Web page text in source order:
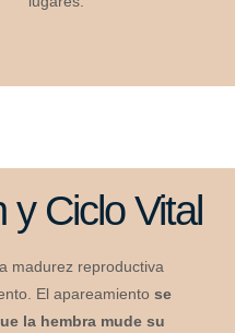
y Ciclo Vital
madurez reproductiva
El apareamiento se
la hembra mude su